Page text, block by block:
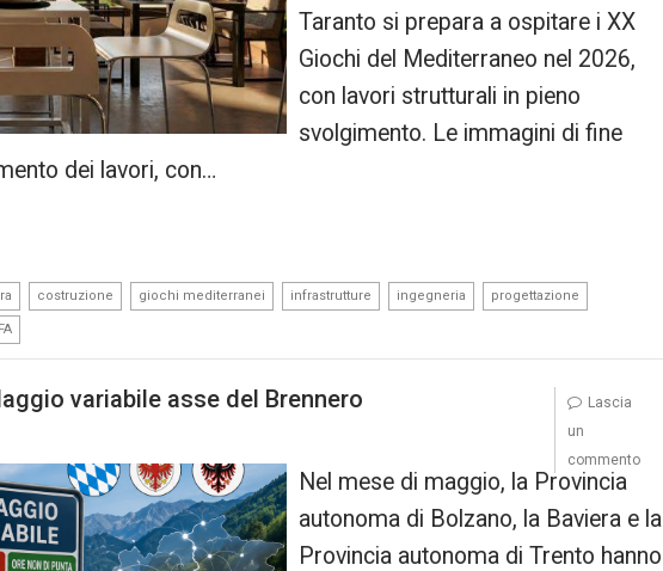
Taranto si prepara a ospitare i XX
Giochi del Mediterraneo nel 2026,
con lavori strutturali in pieno
svolgimento. Le immagini di fine
dei lavori, con…
costruzione giochi mediterranei infrastrutture ingegneria progettazione
variabile asse del Brennero
Nel mese di maggio, la Provincia
autonoma di Bolzano, la Baviera e la
Provincia autonoma di Trento hanno
Lascia
un
commento